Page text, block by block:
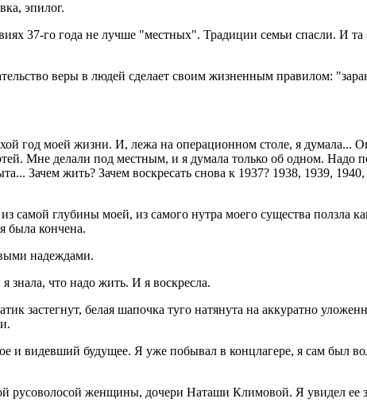
эпилог.
37-го года не лучше "местных". Традиции семьи спасли. И та
веры в людей сделает своим жизненным правилом:
год моей жизни. И, лежа на операционном столе, я думала...
Мне делали под местным, и я думала только об одном. Надо
Зачем жить? Зачем воскресать снова к 1937? 1938, 1939,
глубины моей, из самого нутра моего существа ползла
была кончена.
надеждами.
знала, что надо жить. И я воскресла.
застегнут, белая шапочка туго натянута на аккуратно
и видевший будущее. Я уже побывал в концлагере, я сам был
русоволосой женщины, дочери Наташи Климовой. Я увидел ее